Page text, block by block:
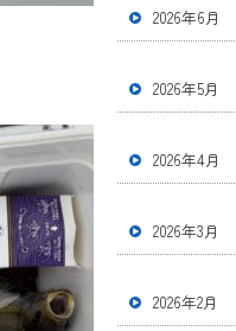
2026年6月
2026年5月
2026年4月
2026年3月
2026年2月